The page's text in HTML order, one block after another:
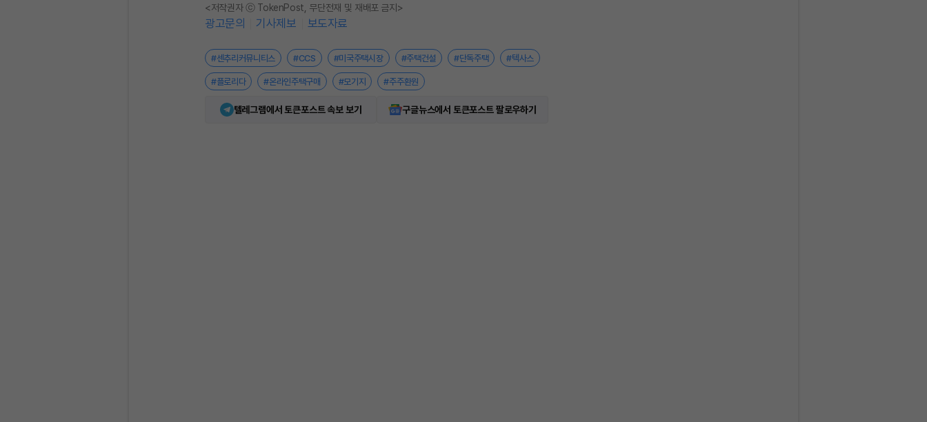
<저작권자 ⓒ TokenPost, 무단전재 및 재배포 금지>
광고문의 기사제보 보도자료
#센추리커뮤니티스 #CCS #미국주택시장 #주택건설 #단독주택 #텍사스
#플로리다 #온라인주택구매 #모기지 #주주환원
텔레그램에서 토큰포스트 속보 보기 구글뉴스에서 토큰포스트 팔로우하기